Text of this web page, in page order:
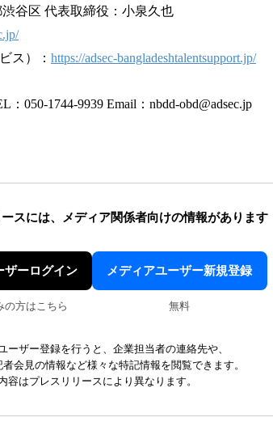
谷区 代表取締役：小泉久也
ス）： https://adsec-bangladeshtalentsupport.jp/
：050-1744-9939 Email：nbdd-obd@adsec.jp
スには、 メディア関係者向けの情報があります
ザーログイン
の方はこちら
メディアユーザー新規登録
無料
ーザー登録を行うと、企業担当者の連絡先や、
会見の情報など様々な特記情報を閲覧できます。
容はプレスリリースにより異なります。